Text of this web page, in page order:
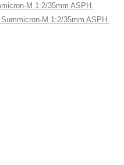
M 1:2/35mm ASPH.
M 1:2/35mm ASPH.